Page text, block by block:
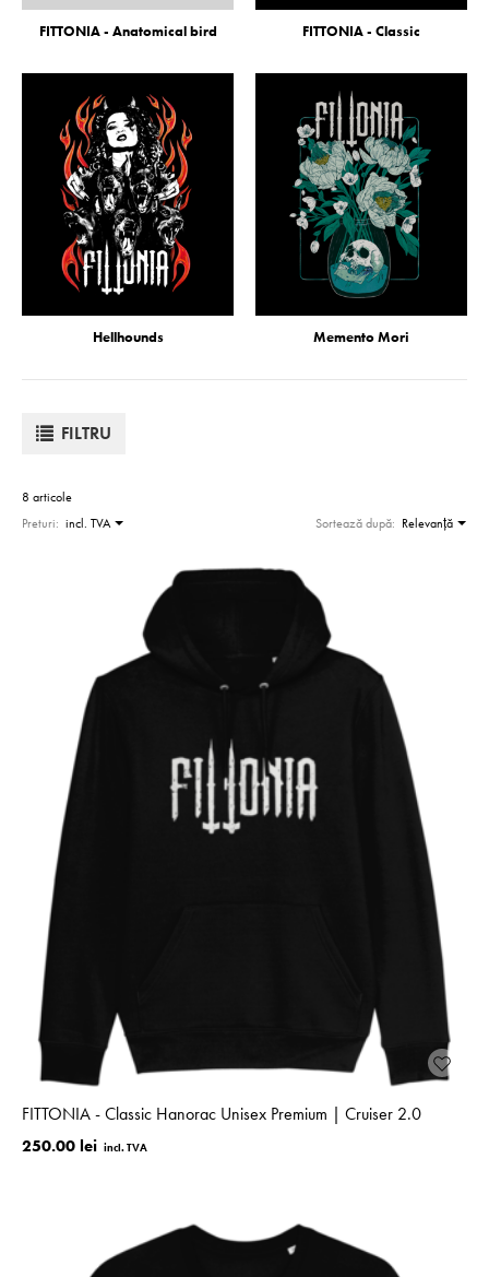
FITTONIA - Anatomical bird FITTONIA - Classic
Hellhounds Memento Mori
FILTRU
8 articole
Preturi: incl. TVA Sortează după: Relevanţă
FITTONIA - Classic Hanorac Unisex Premium | Cruiser 2.0
250.00 lei